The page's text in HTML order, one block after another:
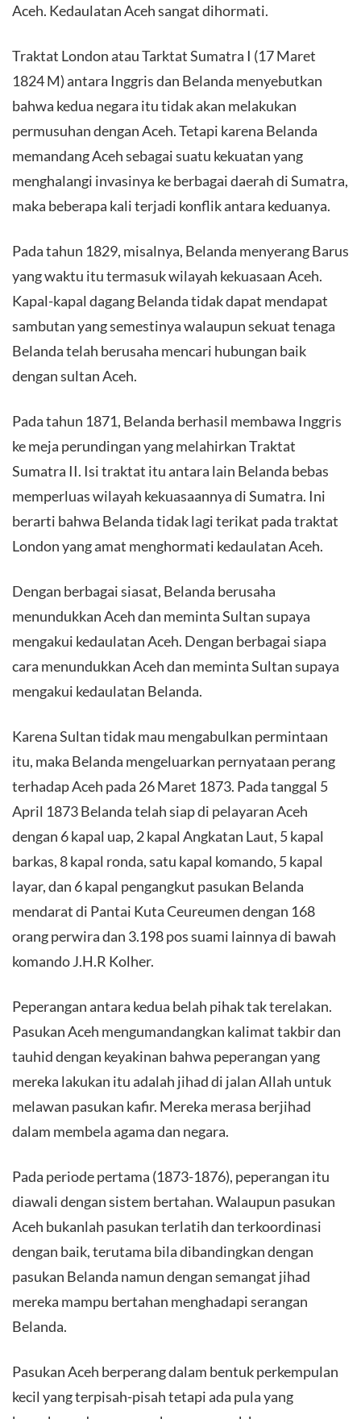
Aceh. Kedaulatan Aceh sangat dihormati.
Traktat London atau Tarktat Sumatra I (17 Maret
1824 M) antara Inggris dan Belanda menyebutkan
bahwa kedua negara itu tidak akan melakukan
permusuhan dengan Aceh. Tetapi karena Belanda
memandang Aceh sebagai suatu kekuatan yang
menghalangi invasinya ke berbagai daerah di Sumatra,
maka beberapa kali terjadi konflik antara keduanya.
Pada tahun 1829, misalnya, Belanda menyerang Barus
yang waktu itu termasuk wilayah kekuasaan Aceh.
Kapal-kapal dagang Belanda tidak dapat mendapat
sambutan yang semestinya walaupun sekuat tenaga
Belanda telah berusaha mencari hubungan baik
dengan sultan Aceh.
Pada tahun 1871, Belanda berhasil membawa Inggris
ke meja perundingan yang melahirkan Traktat
Sumatra II. Isi traktat itu antara lain Belanda bebas
memperluas wilayah kekuasaannya di Sumatra. Ini
berarti bahwa Belanda tidak lagi terikat pada traktat
London yang amat menghormati kedaulatan Aceh.
Dengan berbagai siasat, Belanda berusaha
menundukkan Aceh dan meminta Sultan supaya
mengakui kedaulatan Aceh. Dengan berbagai siapa
cara menundukkan Aceh dan meminta Sultan supaya
mengakui kedaulatan Belanda.
Karena Sultan tidak mau mengabulkan permintaan
itu, maka Belanda mengeluarkan pernyataan perang
terhadap Aceh pada 26 Maret 1873. Pada tanggal 5
April 1873 Belanda telah siap di pelayaran Aceh
dengan 6 kapal uap, 2 kapal Angkatan Laut, 5 kapal
barkas, 8 kapal ronda, satu kapal komando, 5 kapal
layar, dan 6 kapal pengangkut pasukan Belanda
mendarat di Pantai Kuta Ceureumen dengan 168
orang perwira dan 3.198 pos suami lainnya di bawah
komando J.H.R Kolher.
Peperangan antara kedua belah pihak tak terelakan.
Pasukan Aceh mengumandangkan kalimat takbir dan
tauhid dengan keyakinan bahwa peperangan yang
mereka lakukan itu adalah jihad di jalan Allah untuk
melawan pasukan kafir. Mereka merasa berjihad
dalam membela agama dan negara.
Pada periode pertama (1873-1876), peperangan itu
diawali dengan sistem bertahan. Walaupun pasukan
Aceh bukanlah pasukan terlatih dan terkoordinasi
dengan baik, terutama bila dibandingkan dengan
pasukan Belanda namun dengan semangat jihad
mereka mampu bertahan menghadapi serangan
Belanda.
Pasukan Aceh berperang dalam bentuk perkempulan
kecil yang terpisah-pisah tetapi ada pula yang